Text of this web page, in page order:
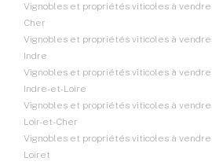
Vignobles et propriétés viticoles à vendre
Cher
Vignobles et propriétés viticoles à vendre
Indre
Vignobles et propriétés viticoles à vendre
Indre-et-Loire
Vignobles et propriétés viticoles à vendre
Loir-et-Cher
Vignobles et propriétés viticoles à vendre
Loiret